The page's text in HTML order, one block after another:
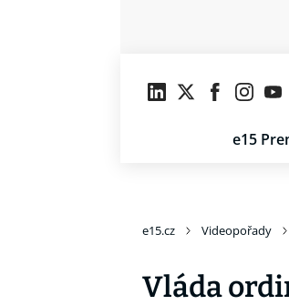
e15
e15.cz Videopořady
Vláda